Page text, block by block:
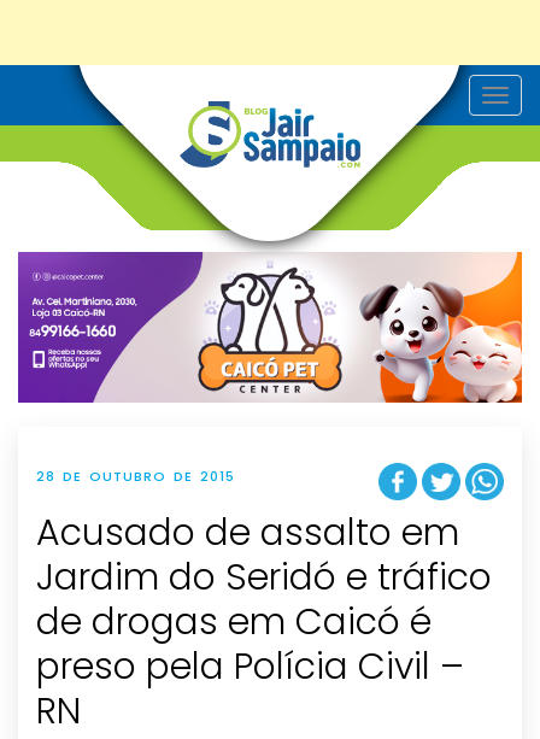
T
o
v
g
t
i
o
n
28 DE OUTUBRO DE 2015
Acusado de assalto em
Jardim do Seridó e tráfico
de drogas em Caicó é
preso pela Polícia Civil –
RN